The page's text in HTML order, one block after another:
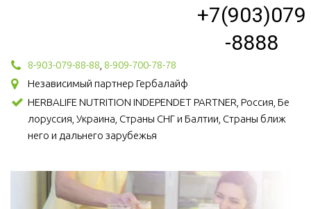
+7(903)079
-8888
8-903-079-88-88 8-909-700-78-78
Независимый партнер Гербалайф
HERBALIFE NUTRITION INDEPENDET PARTNER, Россия, Бе
лоруссия, Украина, Страны СНГ и Балтии, Страны ближ
него и дальнего зарубежья